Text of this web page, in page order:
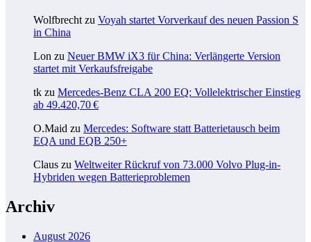
Wolfbrecht zu Voyah startet Vorverkauf des neuen Passion S
in China
Lon zu Neuer BMW iX3 für China: Verlängerte Version
startet mit Verkaufsfreigabe
tk zu Mercedes-Benz CLA 200 EQ: Vollelektrischer Einstieg
ab 49.420,70 €
O.Maid zu Mercedes: Software statt Batterietausch beim
EQA und EQB 250+
Claus zu Weltweiter Rückruf von 73.000 Volvo Plug-in-
Hybriden wegen Batterieproblemen
Archiv
August 2026